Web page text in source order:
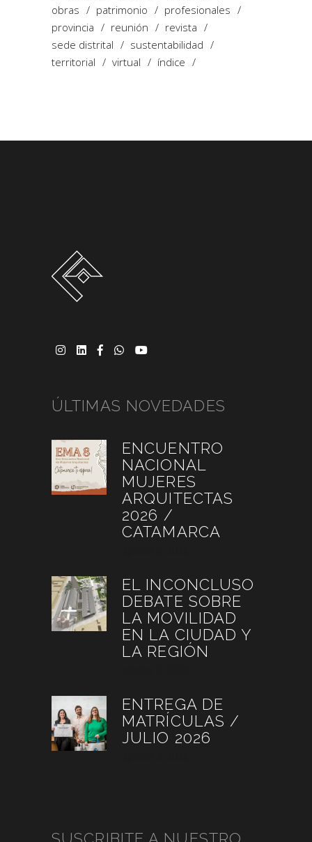
obras
patrimonio
profesionales
provincia
reunión
revista
sede distrital
sustentabilidad
territorial
virtual índice
ÚLTIMAS NOVEDADES
ENCUENTRO
NACIONAL
MUJERES
ARQUITECTAS
2026 /
CATAMARCA
EL INCONCLUSO
DEBATE SOBRE
LA MOVILIDAD
EN LA CIUDAD Y
LA REGIÓN
ENTREGA DE
MATRÍCULAS /
JULIO 2026